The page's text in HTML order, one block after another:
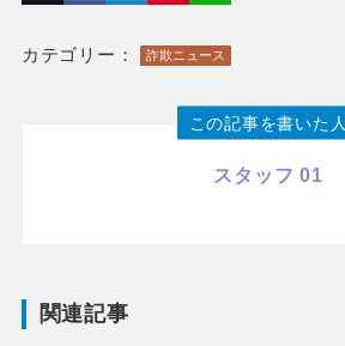
カテゴリー： 詐欺ニュース
この記事を書いた人
スタッフ 01
関連記事